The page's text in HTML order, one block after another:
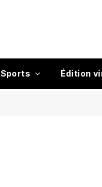
Sports Édition